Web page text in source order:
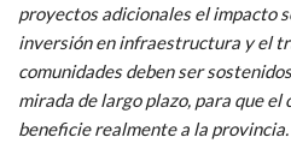
proyectos adicionales el impacto
inversión en infraestructura y el
comunidades deben ser
mirada de largo plazo, para que
beneficie realmente a la provincia.